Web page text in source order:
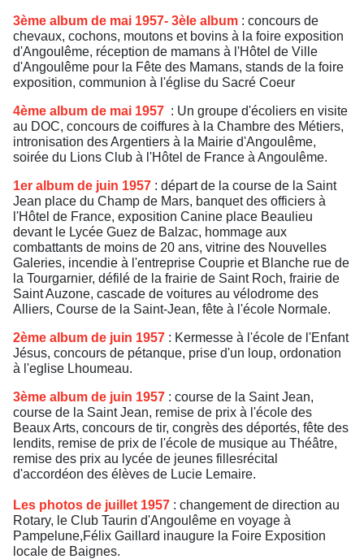
3ème album de mai 1957- 3èle album : concours de
chevaux, cochons, moutons et bovins à la foire exposition
d'Angoulême, réception de mamans à l'Hôtel de Ville
d'Angoulême pour la Fête des Mamans, stands de la foire
exposition, communion à l'église du Sacré Coeur
4ème album de mai 1957 : Un groupe d'écoliers en visite
au DOC, concours de coiffures à la Chambre des Métiers,
intronisation des Argentiers à la Mairie d'Angoulême,
soirée du Lions Club à l'Hôtel de France à Angoulême.
1er album de juin 1957 : départ de la course de la Saint
Jean place du Champ de Mars, banquet des officiers à
l'Hôtel de France, exposition Canine place Beaulieu
devant le Lycée Guez de Balzac, hommage aux
combattants de moins de 20 ans, vitrine des Nouvelles
Galeries, incendie à l'entreprise Couprie et Blanche rue de
la Tourgarnier, défilé de la frairie de Saint Roch, frairie de
Saint Auzone, cascade de voitures au vélodrome des
Alliers, Course de la Saint-Jean, fête à l'école Normale.
2ème album de juin 1957 : Kermesse à l'école de l'Enfant
Jésus, concours de pétanque, prise d'un loup, ordonation
à l'eglise Lhoumeau.
3ème album de juin 1957 : course de la Saint Jean,
course de la Saint Jean, remise de prix à l'école des
Beaux Arts, concours de tir, congrès des déportés, fête des
lendits, remise de prix de l'école de musique au Théâtre,
remise des prix au lycée de jeunes fillesrécital
d'accordéon des élèves de Lucie Lemaire.
Les photos de juillet 1957 : changement de direction au
Rotary, le Club Taurin d'Angoulême en voyage à
Pampelune,Félix Gaillard inaugure la Foire Exposition
locale de Baignes.